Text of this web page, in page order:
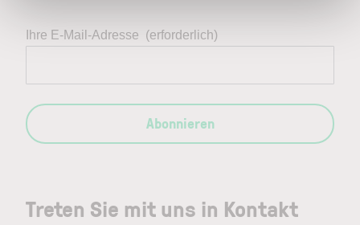
Treten Sie mit uns in Kontakt
Ihre E-Mail-Adresse (erforderlich)
Abonnieren